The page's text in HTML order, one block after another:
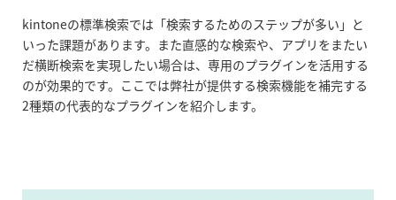
kintoneの標準検索では「検索するためのステップが多い」と
いった課題があります。また直感的な検索や、アプリをまたい
だ横断検索を実現したい場合は、専用のプラグインを活用する
のが効果的です。ここでは弊社が提供する検索機能を補完する
2種類の代表的なプラグインを紹介します。